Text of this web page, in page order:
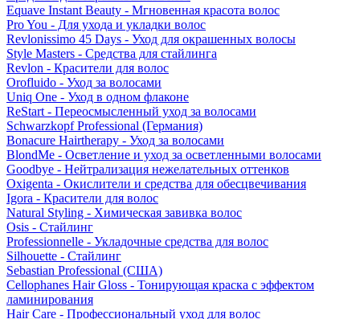
Equave Instant Beauty - Мгновенная красота волос
Pro You - Для ухода и укладки волос
Revlonissimo 45 Days - Уход для окрашенных волосы
Style Masters - Средства для стайлинга
Revlon - Красители для волос
Orofluido - Уход за волосами
Uniq One - Уход в одном флаконе
ReStart - Переосмысленный уход за волосами
Schwarzkopf Professional (Германия)
Bonacure Hairtherapy - Уход за волосами
BlondMe - Осветление и уход за осветленными волосами
Goodbye - Нейтрализация нежелательных оттенков
Oxigenta - Окислители и средства для обесцвечивания
Igora - Красители для волос
Natural Styling - Химическая завивка волос
Osis - Стайлинг
Professionnelle - Укладочные средства для волос
Silhouette - Стайлинг
Sebastian Professional (США)
Cellophanes Hair Gloss - Тонирующая краска с эффектом
ламинирования
Hair Care - Профессиональный уход для волос